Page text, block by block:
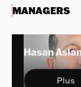
MANAGERS
Hasan
Plus